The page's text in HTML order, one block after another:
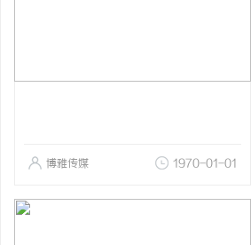
博雅传媒 1970-01-01